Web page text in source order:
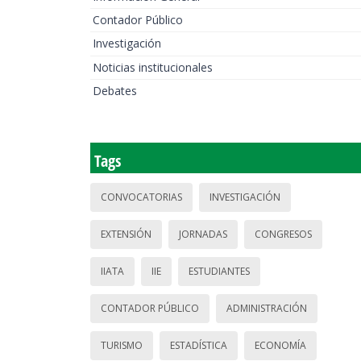
Contador Público
Investigación
Noticias institucionales
Debates
Tags
CONVOCATORIAS INVESTIGACIÓN
EXTENSIÓN JORNADAS CONGRESOS
IIATA IIE ESTUDIANTES
CONTADOR PÚBLICO ADMINISTRACIÓN
TURISMO ESTADÍSTICA ECONOMÍA